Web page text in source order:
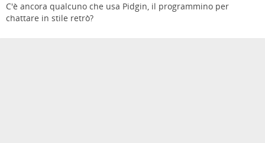
C'è ancora qualcuno che usa Pidgin, il programmino per
chattare in stile retrò?